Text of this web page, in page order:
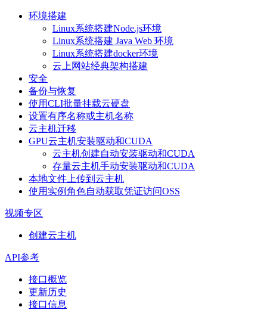
环境搭建
Linux系统搭建Node.js环境
Linux系统搭建 Java Web 环境
Linux系统搭建docker环境
云上网站经典架构搭建
安全
备份与恢复
使用CLI批量挂载云硬盘
设置有序名称或主机名称
云主机迁移
GPU云主机安装驱动和CUDA
云主机创建自动安装驱动和CUDA
存量云主机手动安装驱动和CUDA
本地文件上传到云主机
使用实例角色自动获取凭证访问OSS
视频专区
创建云主机
API参考
接口概览
更新历史
接口信息